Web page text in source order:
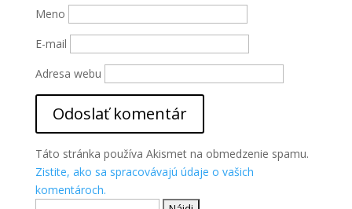
Meno
E-mail
Adresa webu
Táto stránka používa Akismet na obmedzenie spamu.
Zistite, ako sa spracovávajú údaje o vašich
komentároch.